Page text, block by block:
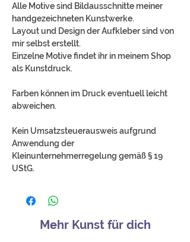
Alle Motive sind Bildausschnitte meiner
handgezeichneten Kunstwerke.
Layout und Design der Aufkleber sind von
mir selbst erstellt.
Einzelne Motive findet ihr in meinem Shop
als Kunstdruck.
Farben können im Druck eventuell leicht
abweichen.
Kein Umsatzsteuerausweis aufgrund
Anwendung der
Kleinunternehmerregelung gemäß § 19
UStG.
Mehr Kunst für dich